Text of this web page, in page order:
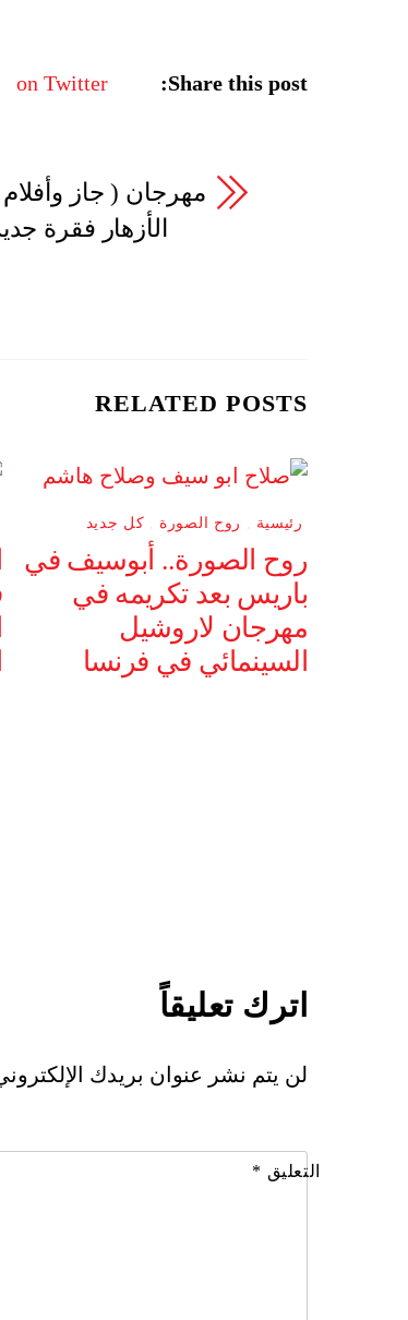
Share this post:
on Twitter
مهرجان ( جاز
الأزهار فقرة
RELATED POSTS
رئيسية روح الصورة كل جديد
روح الصورة.. أبوسيف في
باريس بعد تكريمه في
مهرجان لاروشيل
السينمائي في فرنسا
اترك تعليقاً
لن يتم نشر عنوان بريدك
التعليق *